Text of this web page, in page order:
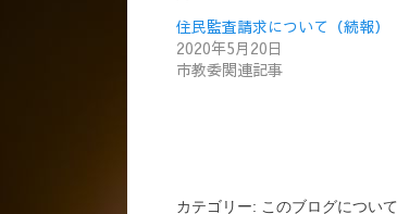
住民監査請求について（続報）
2020年5月20日
市教委関連記事
カテゴリー: このブログについて